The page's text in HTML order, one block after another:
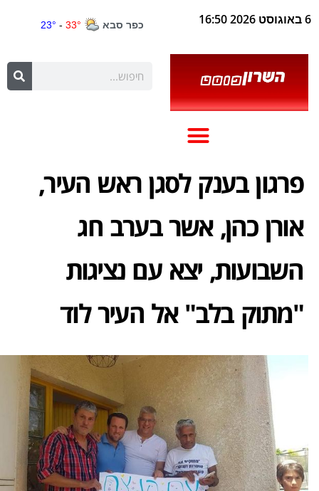
6 באוגוסט 2026 16:50
פרגון בענק לסגן ראש העיר,
אורן כהן, אשר בערב חג
השבועות, יצא עם נציגות
"מתוק בלב" אל העיר לוד